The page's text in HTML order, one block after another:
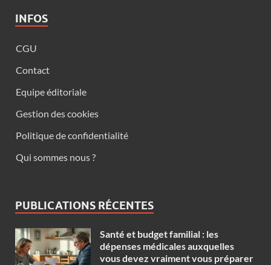
INFOS
CGU
Contact
Equipe éditoriale
Gestion des cookies
Politique de confidentialité
Qui sommes nous ?
PUBLICATIONS RÉCENTES
Santé et budget familial : les
dépenses médicales auxquelles
vous devez vraiment vous préparer